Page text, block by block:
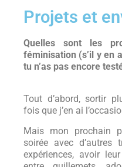
Projets et
Quelles sont les
féminisation (s’il y en
tu n’as pas encore
Tout d’abord, sortir
fois que j’en ai
Mais mon prochain
soirée avec d’autres
expériences, avoir